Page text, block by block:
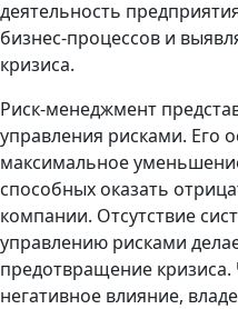
деятельность
бизнес-процессов и
кризиса.
Риск-менеджмент
управления рисками. Его
максимальное
способных оказать
компании. Отсутствие
управлению рисками
предотвращение
негативное влияние,